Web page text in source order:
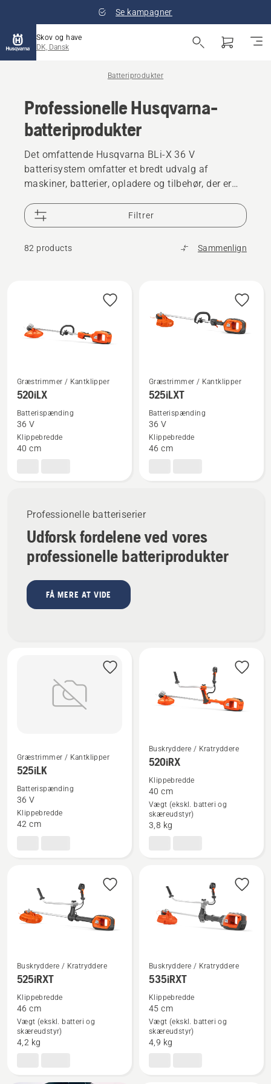
Se kampagner
Skov og have
DK, Dansk
Batteriprodukter
Professionelle Husqvarna-
batteriprodukter
Det omfattende Husqvarna BLi-X 36 V
batterisystem omfatter et bredt udvalg af
maskiner, batterier, opladere og tilbehør, der er
ergonomisk designede værktøj leverer
imponerende ydeevne, og vores udstyr leverer
den holdbarhed, der kræves til krævende
kommerciel brug. Lave vibrationer og et
værdsættes af både brugeren og de
Filtrer
82 products Sammenlign
Professionelle batteriserier
Udforsk fordelene ved vores
professionelle batteriprodukter
FÅ MERE AT VIDE
Se
flere
detaljer
om
520iLX
Græstrimmer / Kantklipper
520iLX
Batterispænding
36 V
Klippebredde
40 cm
Se
flere
detaljer
om
525iLXT
Græstrimmer / Kantklipper
525iLXT
Batterispænding
36 V
Klippebredde
46 cm
Se
flere
detaljer
om
525iLK
Græstrimmer / Kantklipper
525iLK
Batterispænding
36 V
Klippebredde
42 cm
Se
detaljer
om
520iRX
Buskryddere / Kratryddere
520iRX
Klippebredde
40 cm
Vægt (ekskl. batteri og
skæreudstyr)
3,8 kg
Se
detaljer
om
525iRXT
Buskryddere / Kratryddere
525iRXT
Klippebredde
46 cm
Vægt (ekskl. batteri og
skæreudstyr)
4,2 kg
Se
detaljer
om
535iRXT
Buskryddere / Kratryddere
535iRXT
Klippebredde
45 cm
Vægt (ekskl. batteri og
skæreudstyr)
4,9 kg